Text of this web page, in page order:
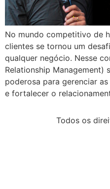
No mundo competitivo de
clientes se tornou um
qualquer negócio. Nesse
Relationship Management)
poderosa para gerenciar
e fortalecer o
Todos os